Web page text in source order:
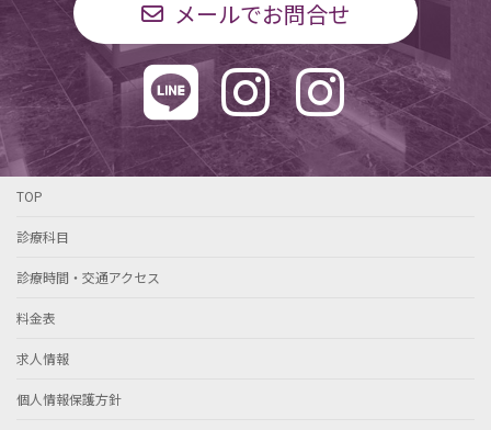
メールでお問合せ
TOP
診療科目
診療時間・交通アクセス
料金表
求人情報
個人情報保護方針